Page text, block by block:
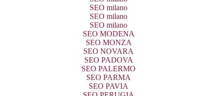
SEO milano
SEO milano
SEO milano
SEO MODENA
SEO MONZA
SEO NOVARA
SEO PADOVA
SEO PALERMO
SEO PARMA
SEO PAVIA